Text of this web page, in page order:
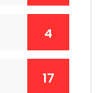
4
17